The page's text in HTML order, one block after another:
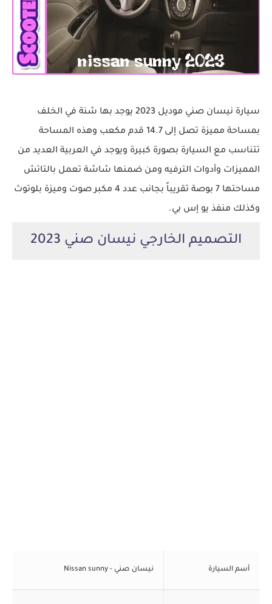
سيارة نيسان صني موديل 2023 يوجد بها شنة في الخلف
بمساحة مميزة تصل إلى 14.7 قدم مكعب وهذه المساحة
تتناسب مع السيارة بصورة كبيرة ويوجد في العربية العديد من
المميزات وأدوات الترفيه ومن ضمنها شاشة تعمل بالتاتش
مساحتها 7 بوصة تقريباً بجانب عدد 4 مكبر صوت وميزة بلوتوث
وكذلك منفذ يو إس بي.
التصميم الخارجي نيسان صني 2023
أسم السيارة نيسان صني - Nissan sunny